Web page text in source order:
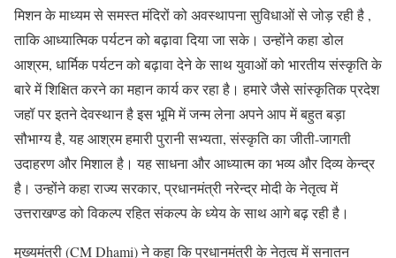
मिशन के माध्यम से समस्त मंदिरों को अवस्थापना सुविधाओं से जोड़ रही है ,
ताकि आध्यात्मिक पर्यटन को बढ़ावा दिया जा सके। उन्होंने कहा डोल
आश्रम, धार्मिक पर्यटन को बढ़ावा देने के साथ युवाओं को भारतीय संस्कृति के
बारे में शिक्षित करने का महान कार्य कर रहा है। हमारे जैसे सांस्कृतिक प्रदेश
जहॉ पर इतने देवस्थान है इस भूमि में जन्म लेना अपने आप में बहुत बड़ा
सौभाग्य है, यह आश्रम हमारी पुरानी सभ्यता, संस्कृति का जीती-जागती
उदाहरण और मिशाल है। यह साधना और आध्यात्म का भव्य और दिव्य केन्द्र
है। उन्होंने कहा राज्य सरकार, प्रधानमंत्री नरेन्द्र मोदी के नेतृत्व में
उत्तराखण्ड को विकल्प रहित संकल्प के ध्येय के साथ आगे बढ़ रही है।
मुख्यमंत्री (CM Dhami) ने कहा कि प्रधानमंत्री के नेतृत्व में सनातन